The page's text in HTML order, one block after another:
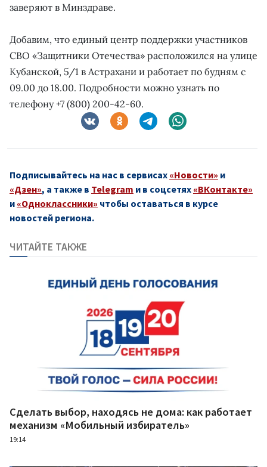
заверяют в Минздраве.
Добавим, что единый центр поддержки участников
СВО «Защитники Отечества» расположился на улице
Кубанской, 5/1 в Астрахани и работает по будням с
09.00 до 18.00. Подробности можно узнать по
телефону +7 (800) 200-42-60.
Подписывайтесь на нас в сервисах «Новости» и
«Дзен», а также в Telegram и в соцсетях «ВКонтакте»
и «Одноклассники» чтобы оставаться в курсе
новостей региона.
ЧИТАЙТЕ ТАКЖЕ
Сделать выбор, находясь не дома: как работает
механизм «Мобильный избиратель»
19:14